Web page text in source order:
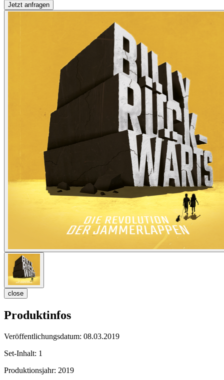
close
Produktinfos
Veröffentlichungsdatum: 08.03.2019
Set-Inhalt: 1
Produktionsjahr: 2019